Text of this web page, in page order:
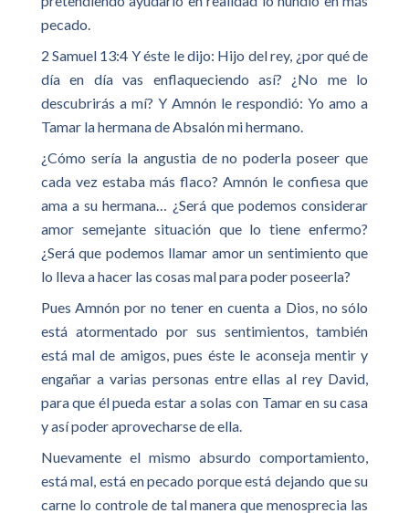
pecado.
2 Samuel 13:4 Y éste le dijo: Hijo del rey, ¿por qué de
día en día vas enflaqueciendo así? ¿No me lo
descubrirás a mí? Y Amnón le respondió: Yo amo a
Tamar la hermana de Absalón mi hermano.
¿Cómo sería la angustia de no poderla poseer que
cada vez estaba más flaco? Amnón le confiesa que
ama a su hermana… ¿Será que podemos considerar
amor semejante situación que lo tiene enfermo?
¿Será que podemos llamar amor un sentimiento que
lo lleva a hacer las cosas mal para poder poseerla?
Pues Amnón por no tener en cuenta a Dios, no sólo
está atormentado por sus sentimientos, también
está mal de amigos, pues éste le aconseja mentir y
engañar a varias personas entre ellas al rey David,
para que él pueda estar a solas con Tamar en su casa
y así poder aprovecharse de ella.
Nuevamente el mismo absurdo comportamiento,
está mal, está en pecado porque está dejando que su
carne lo controle de tal manera que menosprecia las